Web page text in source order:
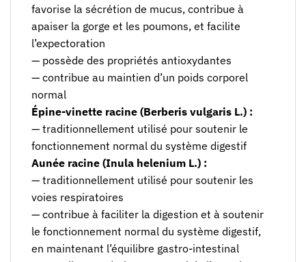
favorise la sécrétion de mucus, contribue à
apaiser la gorge et les poumons, et facilite
l’expectoration
— possède des propriétés antioxydantes
— contribue au maintien d’un poids corporel
normal
Épine-vinette racine (Berberis vulgaris L.) :
— traditionnellement utilisé pour soutenir le
fonctionnement normal du système digestif
Aunée racine (Inula helenium L.) :
— traditionnellement utilisé pour soutenir les
voies respiratoires
— contribue à faciliter la digestion et à soutenir
le fonctionnement normal du système digestif,
en maintenant l’équilibre gastro-intestinal